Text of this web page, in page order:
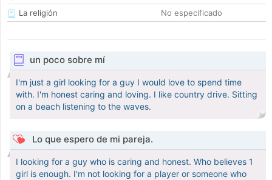
La religión
No especificado
un poco sobre mí
I'm just a girl looking for a guy I would love to spend time
with. I'm honest caring and loving. I like country drive. Sitting
on a beach listening to the waves.
Lo que espero de mi pareja.
I looking for a guy who is caring and honest. Who believes 1
girl is enough. I'm not looking for a player or someone who